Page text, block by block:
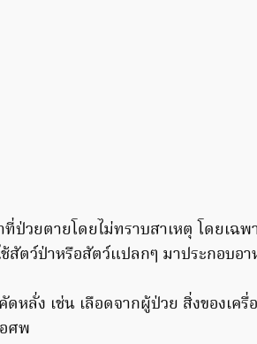
ป่วยตายโดยไม่ทราบสาเหตุ โดยเฉ
สัตว์ป่าหรือสัตว์แปลกๆ มาประกอบอา
หลั่ง เช่น เลือดจากผู้ป่วย สิ่งของเค
ศพ